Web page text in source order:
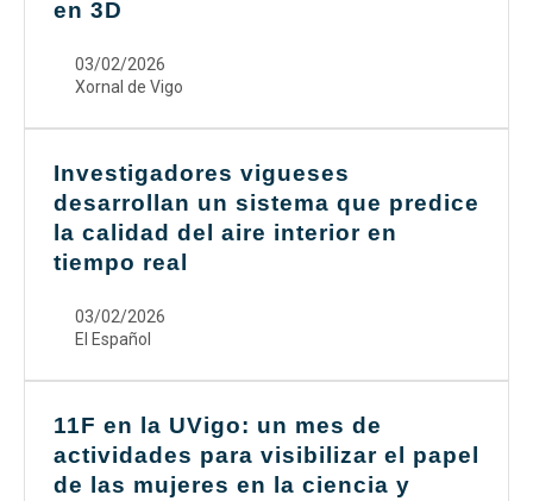
en 3D
03/02/2026
Xornal de Vigo
Investigadores vigueses
desarrollan un sistema que predice
la calidad del aire interior en
tiempo real
03/02/2026
El Español
11F en la UVigo: un mes de
actividades para visibilizar el papel
de las mujeres en la ciencia y